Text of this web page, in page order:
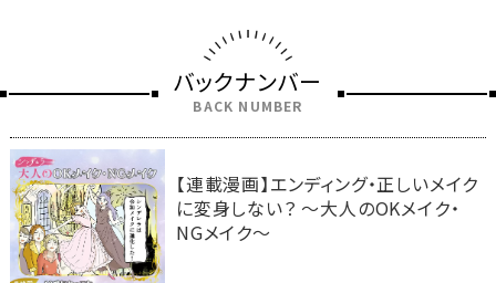
バックナンバー
BACK NUMBER
【連載漫画】エンディング・正しいメイク
に変身しない？ ～大人のOKメイク・
NGメイク～